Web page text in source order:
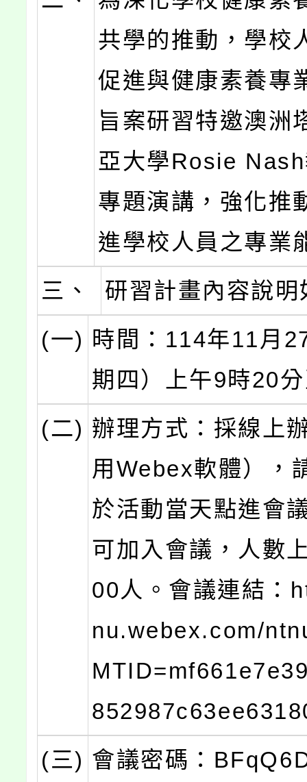
共學的推動，學校
促進與健康素養專
旨案研習特邀澳洲
亞大學Rosie
專題演講，強化推
進學校人員之專業
三、
研習計畫內容說明
(一) 時間：114年11月
期四）上午9時20
(二) 辦理方式：採線上
用Webex軟體），
於活動當天點進會
可加入會議，人數
00人。會議連結：
nu.webex.com/
(三) 會議密碼：